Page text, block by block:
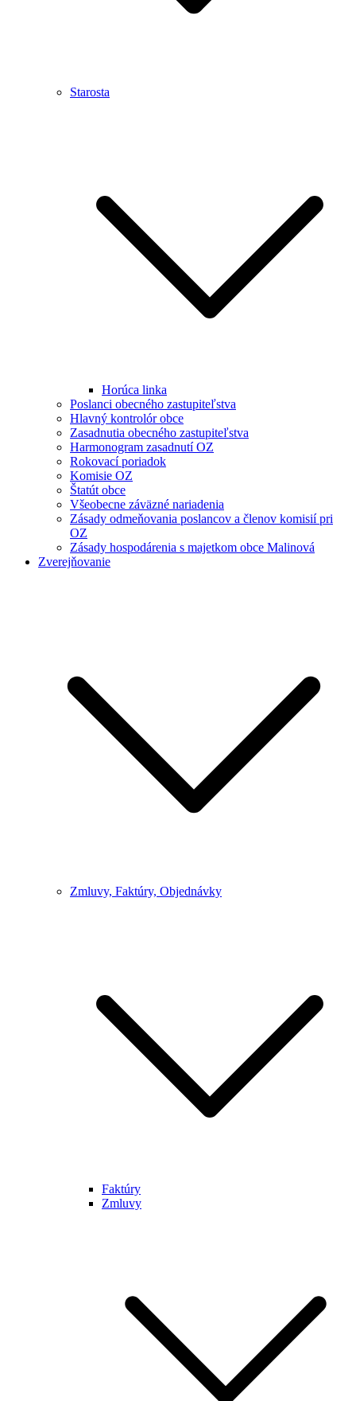
Starosta
Horúca linka
Poslanci obecného zastupiteľstva
Hlavný kontrolór obce
Zasadnutia obecného zastupiteľstva
Harmonogram zasadnutí OZ
Rokovací poriadok
Komisie OZ
Štatút obce
Všeobecne záväzné nariadenia
Zásady odmeňovania poslancov a členov komisií pri
OZ
Zásady hospodárenia s majetkom obce Malinová
Zverejňovanie
Zmluvy, Faktúry, Objednávky
Faktúry
Zmluvy